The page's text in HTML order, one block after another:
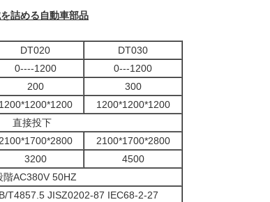
詰める自動車部品
DT020
DT030
0----1200
0---1200
200
300
1200*1200*1200
1200*1200*1200
直接投下
2100*1700*2800
3200
4500
階AC380V 50HZ
T4857.5 JISZ0202-87 IEC68-2-27